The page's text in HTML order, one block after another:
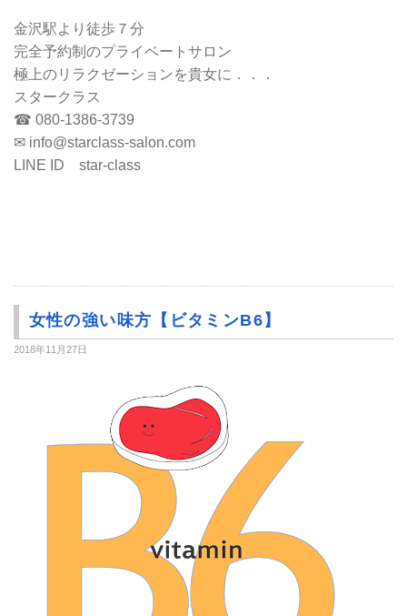
金沢駅より徒歩７分
完全予約制のプライベートサロン
極上のリラクゼーションを貴女に．．．
スタークラス
☎ 080-1386-3739
✉ info@starclass-salon.com
LINE ID star-class
女性の強い味方【ビタミンB6】
2018年11月27日